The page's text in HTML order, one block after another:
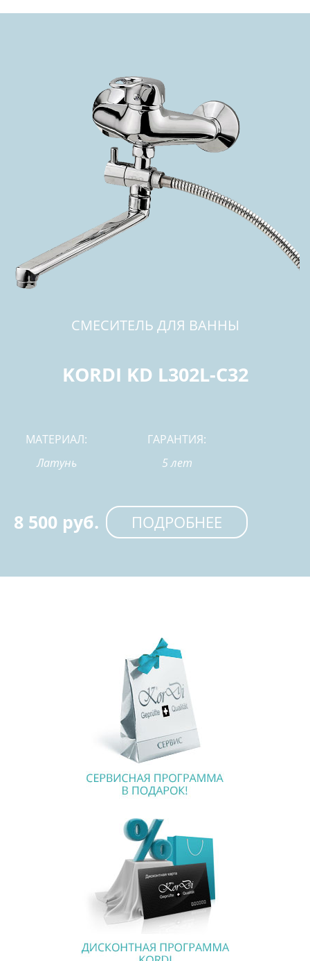
СМЕСИТЕЛЬ ДЛЯ ВАННЫ
KORDI KD L302L-C32
МАТЕРИАЛ:
ГАРАНТИЯ:
Латунь
5 лет
8 500 руб. ПОДРОБНЕЕ